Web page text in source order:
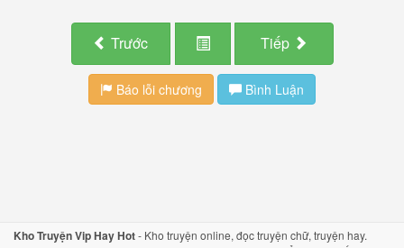
Trước Tiếp
Báo lỗi chương Bình Luận
Kho Truyện Vip Hay Hot- Kho truyện online, đọc truyện chữ, truyện hay.